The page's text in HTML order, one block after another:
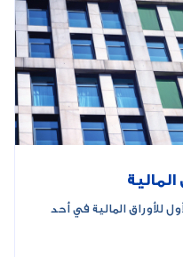
للأوراق المالية في أحد